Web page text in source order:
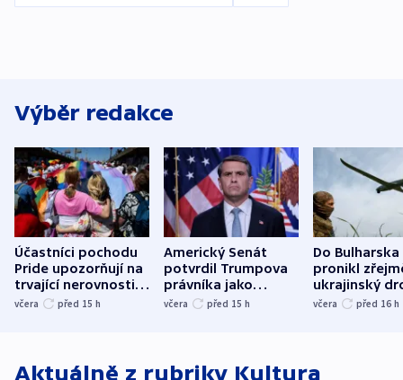
Výběr redakce
Účastníci pochodu
Pride upozorňují na
trvající nerovnosti i
společenskou
včera před 15 h
Americký Senát
potvrdil Trumpova
právníka jako
ministra
včera před 15 h
Do Bulharska
pronikl
ukrajinský
explodoval
včera před 16 h
Aktuálně z rubriky Kultura